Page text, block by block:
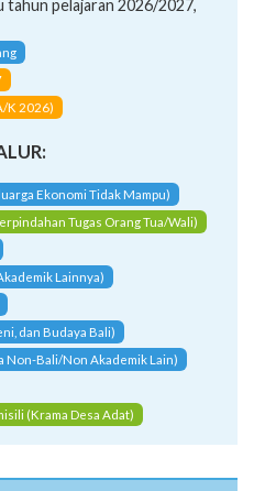
tahun pelajaran 2026/2027,
K 2026)
Ekonomi Tidak Mampu)
Tugas Orang Tua/Wali)
Lainnya)
dan Budaya Bali)
Non-Bali/Non Akademik Lain)
(Krama Desa Adat)